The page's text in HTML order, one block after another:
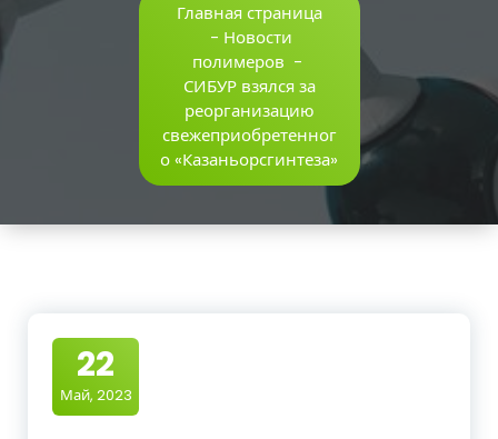
Главная страница
- Новости
полимеров -
СИБУР взялся за
реорганизацию
свежеприобретенног
о «Казаньорсгинтеза»
22
Май, 2023